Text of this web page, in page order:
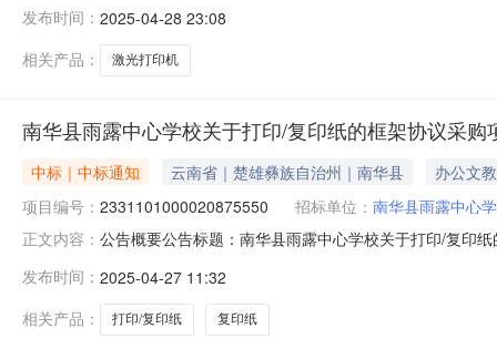
费】1二、供应商的资格要求：1.满足《中华人民共和国
发布时间： 2025-04-28 23:08
相关产品：
激光打印机
南华县雨露中心学校关于打印/复印纸的框架协议采购
中标｜中标通知 云南省｜楚雄彝族自治州｜南华县
办公文教
项目编号： 2331101000020875550 招标单位： 南华县雨露中心
正文内容： 公告概要公告标题：南华县雨露中心学校关于打印/复印
议采购项目项目编号：2331101000020875550项目联
发布时间： 2025-04-27 11:32
相关产品：
打印/复印纸 复印纸